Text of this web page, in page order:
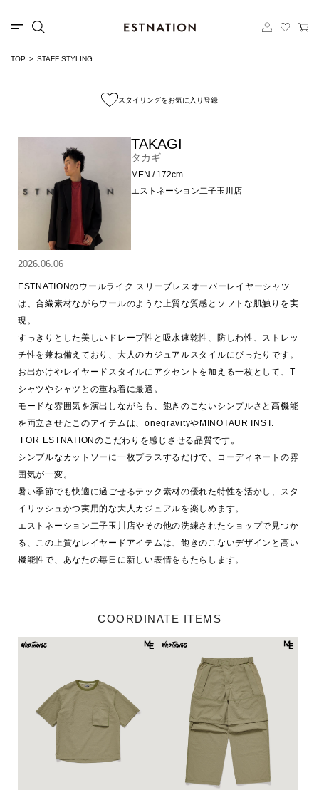
TOP STAFF STYLING
スタイリングをお気に入り登録
TAKAGI
タカギ
MEN / 172cm
エストネーション二子玉川店
2026.06.06
ESTNATIONのウールライク スリーブレスオーバーレイヤーシャツ
は、合繊素材ながらウールのような上質な質感とソフトな肌触りを実
現。
すっきりとした美しいドレープ性と吸水速乾性、防しわ性、ストレッ
チ性を兼ね備えており、大人のカジュアルスタイルにぴったりです。
お出かけやレイヤードスタイルにアクセントを加える一枚として、T
シャツやシャツとの重ね着に最適。
モードな雰囲気を演出しながらも、飽きのこないシンプルさと高機能
を両立させたこのアイテムは、onegravityやMINOTAUR INST.
シンプルなカットソーに一枚プラスするだけで、コーディネートの雰
囲気が一変。
暑い季節でも快適に過ごせるテック素材の優れた特性を活かし、スタ
イリッシュかつ実用的な大人カジュアルを楽しめます。
エストネーション二子玉川店やその他の洗練されたショップで見つか
る、この上質なレイヤードアイテムは、飽きのこないデザインと高い
COORDINATE ITEMS